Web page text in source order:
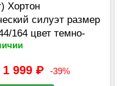
Хортон
силуэт размер
164 цвет темно-
1 999₽ -39%